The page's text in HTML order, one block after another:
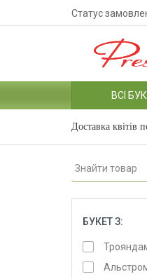
Статус
ВСІ
Доставка квітів
БУКЕТ З: